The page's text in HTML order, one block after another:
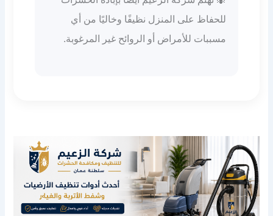
للحفاظ على المنزل نظيفًا وخاليًا من أي
مسببات للأمراض أو الروائح غير المرغوبة.